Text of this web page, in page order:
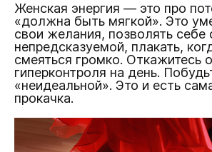
Женская энергия — это про
«должна быть мягкой». Это
свои желания, позволять себе
непредсказуемой, плакать,
смеяться громко. Откажитесь
гиперконтроля на день.
«неидеальной». Это и есть
прокачка.